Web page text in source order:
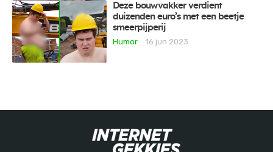
Deze bouwvakker verdient
duizenden euro’s met een beetje
smeerpijperij
Humor
16 jun 2023